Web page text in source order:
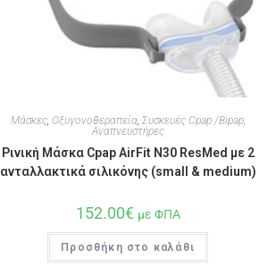
Μάσκες, Οξυγονοθεραπεία Συσκευές Cpap /Bipap,
Αναπνευστήρες
Ρινική Μάσκα Cpap AirFit N30 ResMed με 2
ανταλλακτικά σιλικόνης (small & medium)
152.00€ με ΦΠΑ
Προσθήκη στο καλάθι